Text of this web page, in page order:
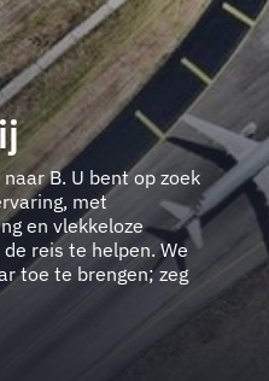
B. U bent op zoek
met
en vlekkeloze
reis te helpen. We
toe te brengen; zeg